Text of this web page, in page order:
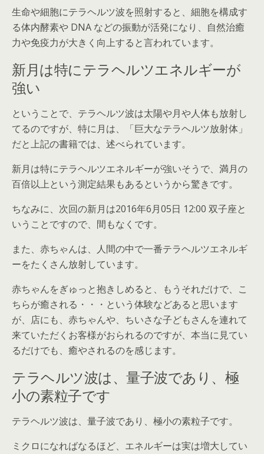
生命や細胞にテラヘルツ波を照射すると、細胞を構成す
る体内酵素や DNA などの振動が活発になり、自然治癒
力や免疫力が大きく向上すると言われています。
新月は特にテラヘルツエネルギーが
強い
ということで、テラヘルツ波は太陽や月や人体も放射し
てるのですが、特に月は、「巨大なテラヘルツ放射体」
だと上記の書籍では、述べられています。
新月は特にテラヘルツエネルギーが強いそうで、満月の
百倍以上という測定結果もあるというから驚きです。
ちなみに、次回の新月は2016年6月05日 12:00 双子座と
いうことですので、間もなくです。
また、赤ちゃんは、人間の中で一番テラヘルツエネルギ
ーをたくさん放射しています。
赤ちゃんをぎゅっと抱きしめると、もうそれだけで、こ
ちらが癒される・・・という体験などあると思います
が、店にも、赤ちゃんや、ちいさな子どもさんを連れて
来ていただくお客様がおられるのですが、本当に見てい
るだけでも、癒やされるのを感じます。
テラヘルツ波は、量子波であり、極
小の素粒子です
テラヘルツ波は、量子波であり、極小の素粒子です。
ミクロになればなるほど、エネルギーは実は増大してい